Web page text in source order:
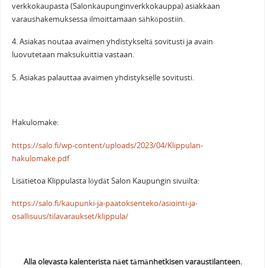
verkkokaupasta (Salonkaupunginverkkokauppa) asiakkaan
varaushakemuksessa ilmoittamaan sähköpostiin.
4. Asiakas noutaa avaimen yhdistykseltä sovitusti ja avain
luovutetaan maksukuittia vastaan.
5. Asiakas palauttaa avaimen yhdistykselle sovitusti.
Hakulomake:
https://salo.fi/wp-content/uploads/2023/04/Klippulan-
hakulomake.pdf
Lisätietoa Klippulasta löydät Salon Kaupungin sivuilta:
https://salo.fi/kaupunki-ja-paatoksenteko/asiointi-ja-
osallisuus/tilavaraukset/klippula/
Alla olevasta kalenterista näet tämänhetkisen varaustilanteen.